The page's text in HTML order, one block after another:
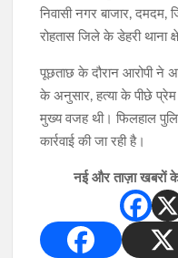
निवासी नगर बाजार, दमदम,
रोहतास जिले के डेहरी थाना
पूछताछ के दौरान आरोपी ने
के अनुसार, हत्या के पीछे
मुख्य वजह थी। फिलहाल
कार्रवाई की जा रही है।
नई और ताज़ा